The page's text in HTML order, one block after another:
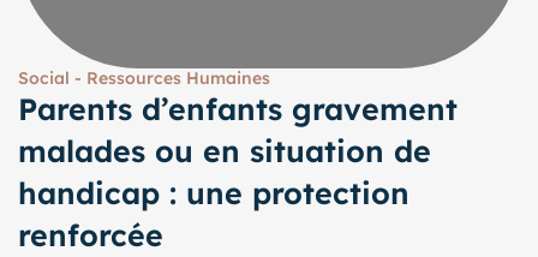
Social - Ressources Humaines
Parents d’enfants gravement
malades ou en situation de
handicap : une protection
renforcée